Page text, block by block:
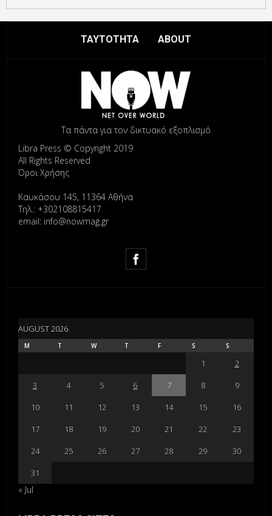
ΤΑΥΤΟΤΗΤΑ ABOUT
Τα πάντα για τον δικτυακό εξοπλισμό
Libra Press © Copyright 2019
All Rights Reserved
Όροι Χρήσης
Καυκάσου 145, 11364 Αθήνα
Τηλ.: +302108815417
email: info@nowmag.gr
AUGUST 2026
M T W T F S S
1
2
3
4 5 6 7 8
9
10
11 12 13 14 15
16
17
18 19 20 21 22
23
24
25 26 27 28 29
30
31
« Jul